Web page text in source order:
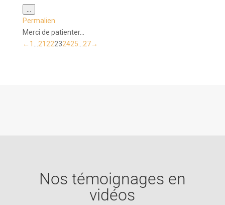
cette
boîte
méta.
Permalien
Merci de patienter...
Navigation
←1 21 22232425 27→
Nos témoignages en
vidéos